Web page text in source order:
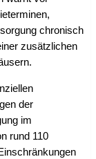
chronisch
zusätzlichen
der
im
rund 110